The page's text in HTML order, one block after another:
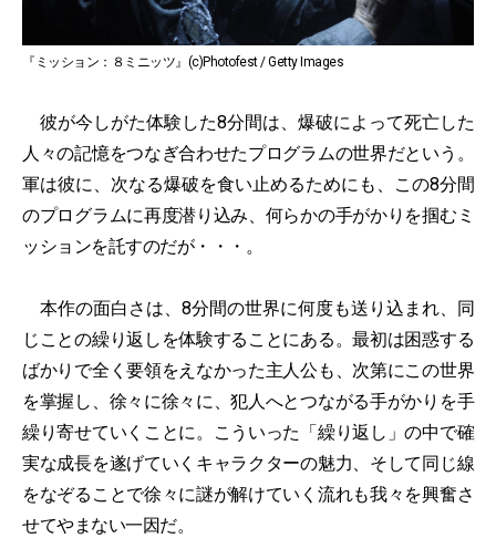
『ミッション：８ミニッツ』(c)Photofest / Getty Images
彼が今しがた体験した8分間は、爆破によって死亡した
人々の記憶をつなぎ合わせたプログラムの世界だという。
軍は彼に、次なる爆破を食い止めるためにも、この8分間
のプログラムに再度潜り込み、何らかの手がかりを掴むミ
ッションを託すのだが・・・。
本作の面白さは、8分間の世界に何度も送り込まれ、同
じことの繰り返しを体験することにある。最初は困惑する
ばかりで全く要領をえなかった主人公も、次第にこの世界
を掌握し、徐々に徐々に、犯人へとつながる手がかりを手
繰り寄せていくことに。こういった「繰り返し」の中で確
実な成長を遂げていくキャラクターの魅力、そして同じ線
をなぞることで徐々に謎が解けていく流れも我々を興奮さ
せてやまない一因だ。